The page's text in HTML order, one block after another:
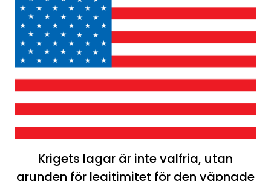
Krigets lagar är inte valfria, utan
grunden för legitimitet för den väpnade